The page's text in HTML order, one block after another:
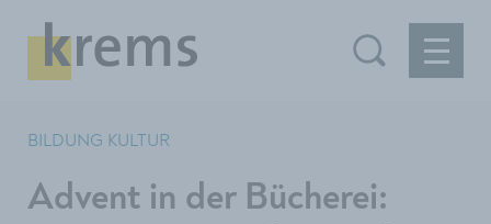
BILDUNG KULTUR
Advent in der Bücherei: